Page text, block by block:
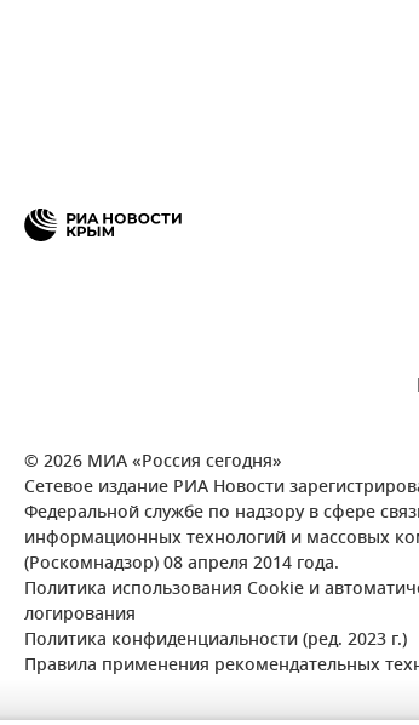
© 2026 МИА «Россия сегодня»
Сетевое издание РИА Новости
Федеральной службе по надзору в сфере
информационных технологий и массовых
(Роскомнадзор) 08 апреля 2014 года.
Политика использования Cookie и
логирования
Политика конфиденциальности (ред. 2023 г.)
Правила применения рекомендательных